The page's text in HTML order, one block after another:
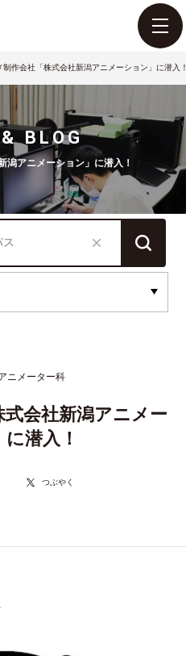
制作会社「株式会社新潟アニメーション」に潜入
BLOG
潟アニメーション」に潜入！
ニメーター科
会社新潟アニメー
潜入！
つぶやく